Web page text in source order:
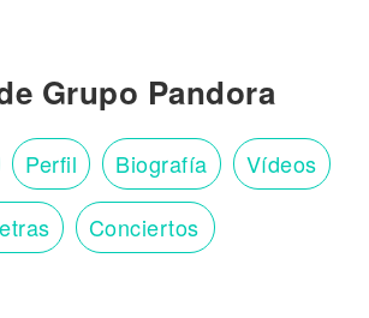
Grupo Pandora
Perfil Biografía Vídeos
Conciertos